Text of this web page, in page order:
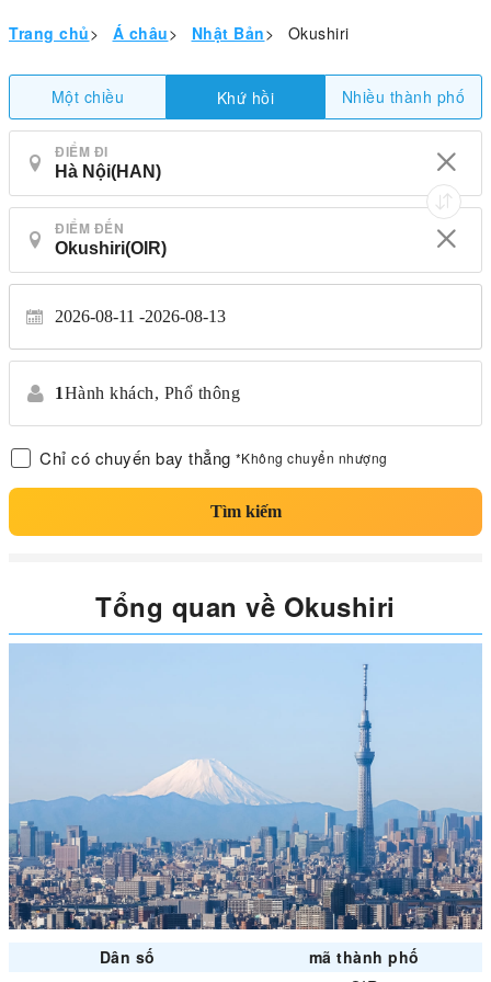
Trang chủ> Á châu> Nhật Bản> Okushiri
Một chiều Khứ hồi Nhiều thành phố
ĐIỂM ĐI
ĐIỂM ĐẾN
2026-08-11 2026-08-13
1Hành khách, Phổ thông
Chỉ có chuyến bay thẳng *Không chuyển nhượng
Tìm kiếm
Tổng quan về Okushiri
Dân số
mã thành phố